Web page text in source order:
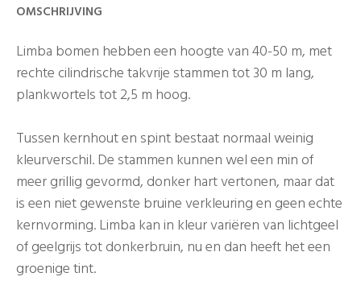
OMSCHRIJVING
Limba bomen hebben een hoogte van 40-50 m, met
rechte cilindrische takvrije stammen tot 30 m lang,
plankwortels tot 2,5 m hoog.
Tussen kernhout en spint bestaat normaal weinig
kleurverschil. De stammen kunnen wel een min of
meer grillig gevormd, donker hart vertonen, maar dat
is een niet gewenste bruine verkleuring en geen echte
kernvorming. Limba kan in kleur variëren van lichtgeel
of geelgrijs tot donkerbruin, nu en dan heeft het een
groenige tint.